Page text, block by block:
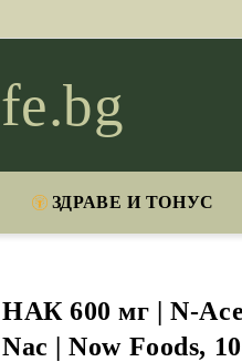
ЗДРАВЕ И ТОНУС
НАК 600 мг | N-
Nac | Now Foods,